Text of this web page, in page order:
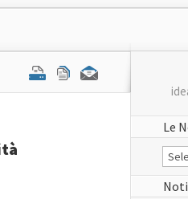
Le
Le
del
sito